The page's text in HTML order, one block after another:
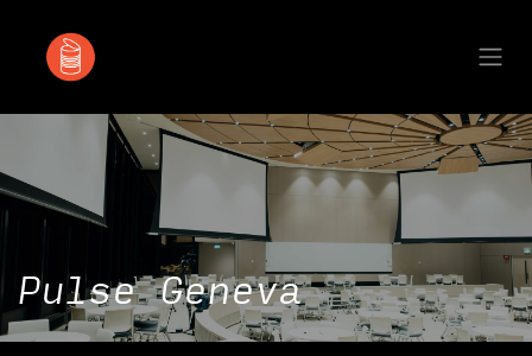
Pulse Geneva